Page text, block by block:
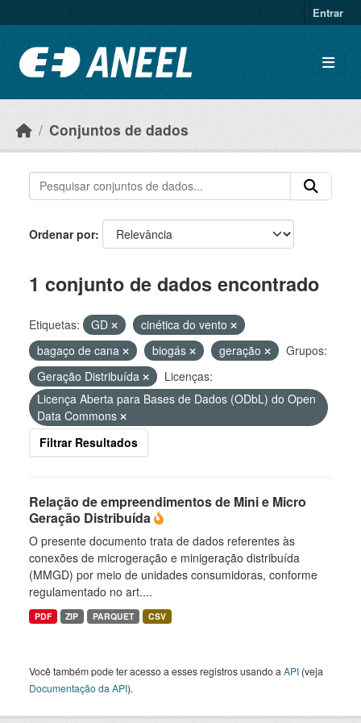
Entrar
Conjuntos de dados
Ordenar por
1 conjunto de dados encontrado
Etiquetas: GD
cinética do vento
bagaço de cana
biogás geração
Grupos:
Geração Distribuída
Licenças:
Licença Aberta para Bases de Dados (ODbL) do Open
Data Commons
Filtrar Resultados
Relação de empreendimentos de Mini e Micro
Geração Distribuída
O presente documento trata de dados referentes às
conexões de microgeração e minigeração distribuída
(MMGD) por meio de unidades consumidoras, conforme
regulamentado no art....
PDF ZIP PARQUET CSV
Você também pode ter acesso a esses registros usando a API (veja
Documentação da API).